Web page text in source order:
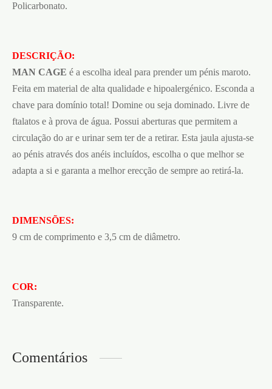
Policarbonato.
DESCRIÇÃO:
MAN CAGE é a escolha ideal para prender um pénis maroto.
Feita em material de alta qualidade e hipoalergénico. Esconda a
chave para domínio total! Domine ou seja dominado. Livre de
ftalatos e à prova de água. Possui aberturas que permitem a
circulação do ar e urinar sem ter de a retirar. Esta jaula ajusta-se
ao pénis através dos anéis incluídos, escolha o que melhor se
adapta a si e garanta a melhor erecção de sempre ao retirá-la.
DIMENSÕES:
9 cm de comprimento e 3,5 cm de diâmetro.
COR:
Transparente.
Comentários